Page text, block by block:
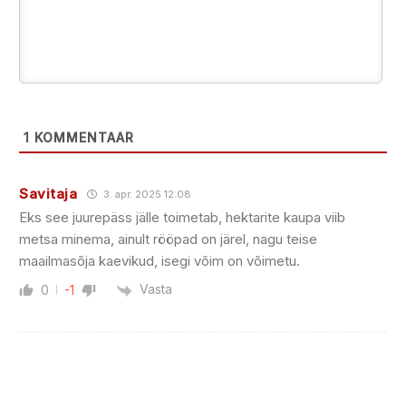
1 KOMMENTAAR
Savitaja 3. apr. 2025 12:08
Eks see juurepäss jälle toimetab, hektarite kaupa viib
metsa minema, ainult rööpad on järel, nagu teise
maailmasõja kaevikud, isegi võim on võimetu.
0 -1 Vasta